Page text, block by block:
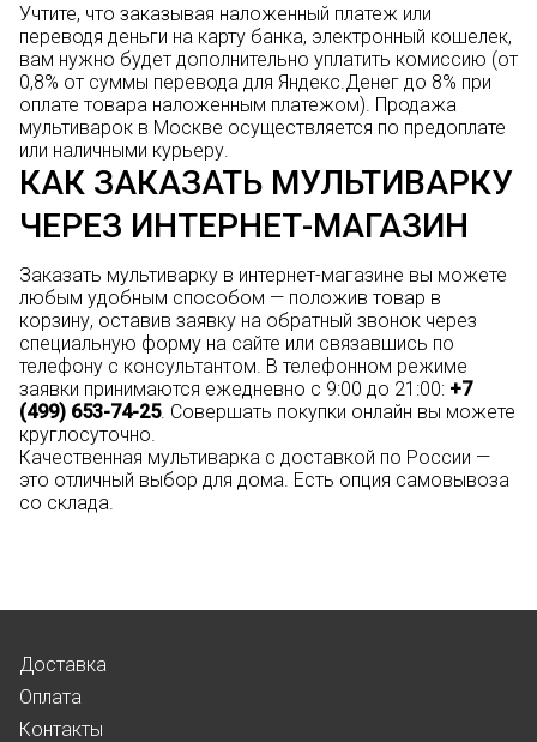
Учтите, что заказывая наложенный платеж или
переводя деньги на карту банка, электронный кошелек,
вам нужно будет дополнительно уплатить комиссию (от
0,8% от суммы перевода для Яндекс.Денег до 8% при
оплате товара наложенным платежом). Продажа
мультиварок в Москве осуществляется по предоплате
или наличными курьеру.
КАК ЗАКАЗАТЬ МУЛЬТИВАРКУ
ЧЕРЕЗ ИНТЕРНЕТ-МАГАЗИН
Заказать мультиварку в интернет-магазине вы можете
любым удобным способом — положив товар в
корзину, оставив заявку на обратный звонок через
специальную форму на сайте или связавшись по
телефону с консультантом. В телефонном режиме
заявки принимаются ежедневно с 9:00 до 21:00: +7
(499) 653-74-25. Совершать покупки онлайн вы можете
круглосуточно.
Качественная мультиварка с доставкой по России —
это отличный выбор для дома. Есть опция самовывоза
со склада.
Доставка
Оплата
Контакты